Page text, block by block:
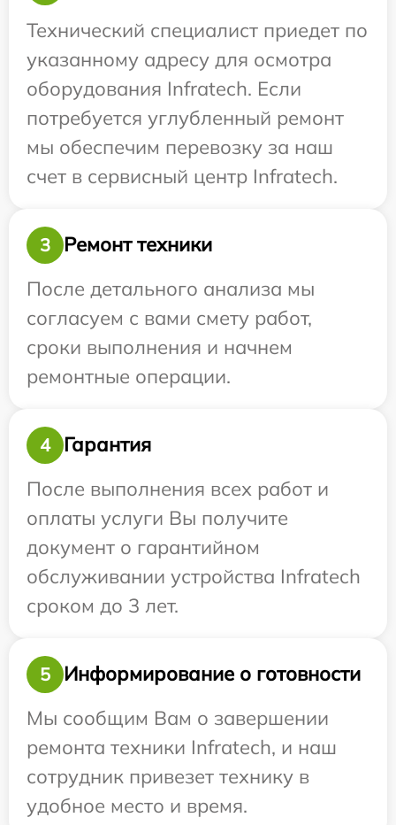
Технический специалист приедет по
указанному адресу для осмотра
оборудования Infratech. Если
потребуется углубленный ремонт
мы обеспечим перевозку за наш
счет в сервисный центр Infratech.
3
Ремонт техники
После детального анализа мы
согласуем с вами смету работ,
сроки выполнения и начнем
ремонтные операции.
4
Гарантия
После выполнения всех работ и
оплаты услуги Вы получите
документ о гарантийном
обслуживании устройства Infratech
сроком до 3 лет.
5
Информирование о готовности
Мы сообщим Вам о завершении
ремонта техники Infratech, и наш
сотрудник привезет технику в
удобное место и время.